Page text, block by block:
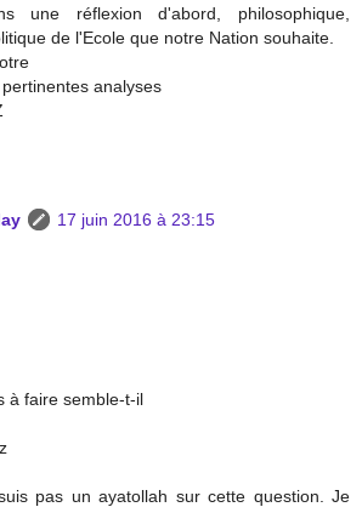
une réflexion d'abord, philosophique,
de l'Ecole que notre Nation souhaite.
analyses
17 juin 2016 à 23:15
à faire semble-t-il
pas un ayatollah sur cette question. Je